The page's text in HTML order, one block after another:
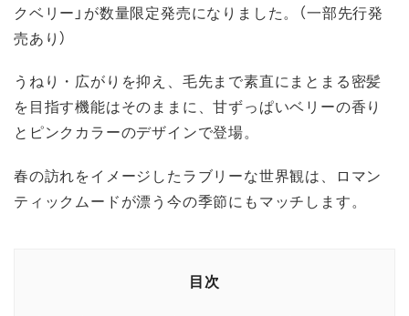
クベリー」が数量限定発売になりました。（一部先行発
売あり）
うねり・広がりを抑え、毛先まで素直にまとまる密髪
を目指す機能はそのままに、甘ずっぱいベリーの香り
とピンクカラーのデザインで登場。
春の訪れをイメージしたラブリーな世界観は、ロマン
ティックムードが漂う今の季節にもマッチします。
目次